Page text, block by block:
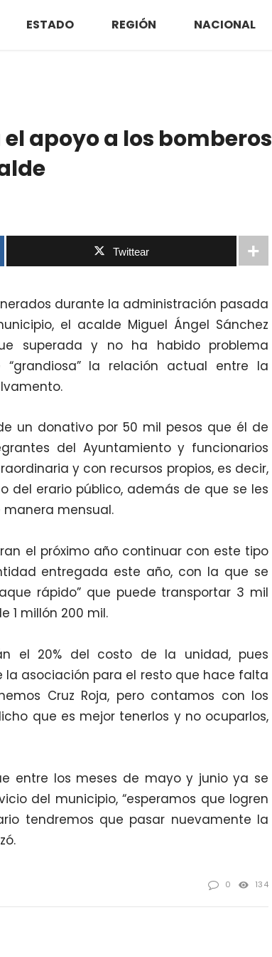
ESTADO REGIÓN NACIONAL
apoyo a los bomberos
Twittear
durante la administración pasada
el acalde Miguel Ángel Sánchez
superada y no ha habido problema
la relación actual entre la
un donativo por 50 mil pesos que él de
del Ayuntamiento y funcionarios
y con recursos propios, es decir,
erario público, además de que se les
mensual.
el próximo año continuar con este tipo
entregada este año, con la que se
rápido” que puede transportar 3 mil
1 millón 200 mil.
el 20% del costo de la unidad, pues
asociación para el resto que hace falta
Cruz Roja, pero contamos con los
que es mejor tenerlos y no ocuparlos,
entre los meses de mayo y junio ya se
del municipio, “esperamos que logren
tendremos que pasar nuevamente la
0 134